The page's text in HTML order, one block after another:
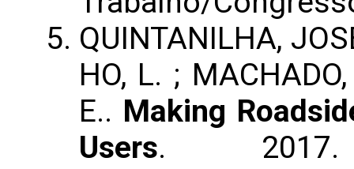
QUINTANILHA,
HO, L. ;
E.. Making
Users. 2017.